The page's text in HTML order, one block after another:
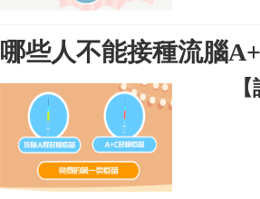
哪些人不能接種流腦